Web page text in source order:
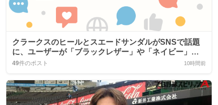
クラークスのヒールとスエードサンダルがSNSで話題
に、ユーザーが「ブラックレザー」や「ネイビー」を
称賛
49件のポスト 10時間前